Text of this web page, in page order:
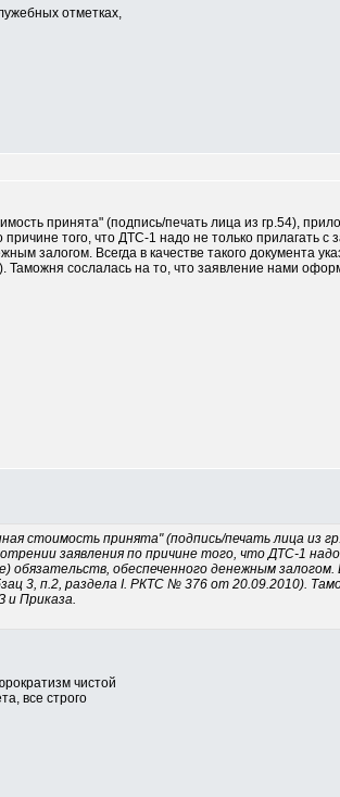
отметках,
принята" (подпись/печать лица из гр.54),
того, что ДТС-1 надо не только прилагать
залогом. Всегда в качестве такого документа
сослалась на то, что заявление нами
стоимость принята" (подпись/печать лица из
заявления по причине того, что ДТС-1
обеспеченного денежным
3, п.2, раздела I. РКТС № 376 от 20.09.2010).
и Приказа.
чистой
все строго